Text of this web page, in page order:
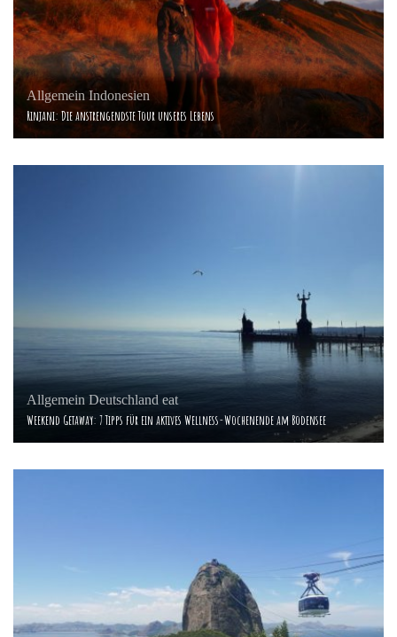
Allgemein Indonesien
Rinjani: Die anstrengendste Tour unseres Lebens
Allgemein Deutschland eat
Weekend Getaway: 7 Tipps für ein aktives Wellness-Wochenende am Bodensee